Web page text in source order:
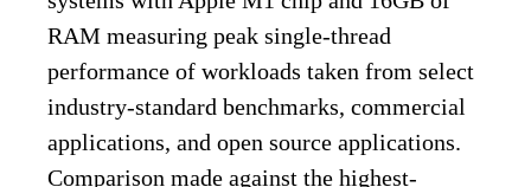
RAM measuring peak single-thread
performance of workloads taken from select
industry-standard benchmarks, commercial
applications, and open source applications.
Comparison made against the highest-